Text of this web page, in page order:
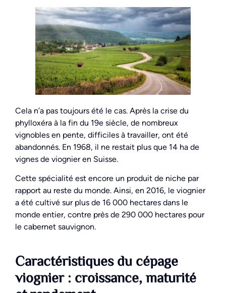
Cela n’a pas toujours été le cas. Après la crise du
phylloxéra à la fin du 19e siècle, de nombreux
vignobles en pente, difficiles à travailler, ont été
abandonnés. En 1968, il ne restait plus que 14 ha de
vignes de viognier en Suisse.
Cette spécialité est encore un produit de niche par
rapport au reste du monde. Ainsi, en 2016, le viognier
a été cultivé sur plus de 16 000 hectares dans le
monde entier, contre près de 290 000 hectares pour
le cabernet sauvignon.
Caractéristiques du cépage
viognier : croissance, maturité